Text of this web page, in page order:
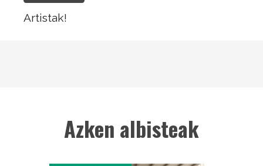
Artistak!
Azken albisteak